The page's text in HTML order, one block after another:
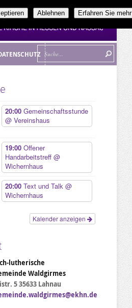
20:00 Gemeinschaftsstunde
@ Vereinshaus
19:00 Offener
Handarbeitstreff @
Wichernhaus
20:00 Text und Talk @
Wichernhaus
Kalender anzeigen
lutherische
Waldgirmes
5 35633 Lahnau
Ablehnen Erfahren Sie mehr